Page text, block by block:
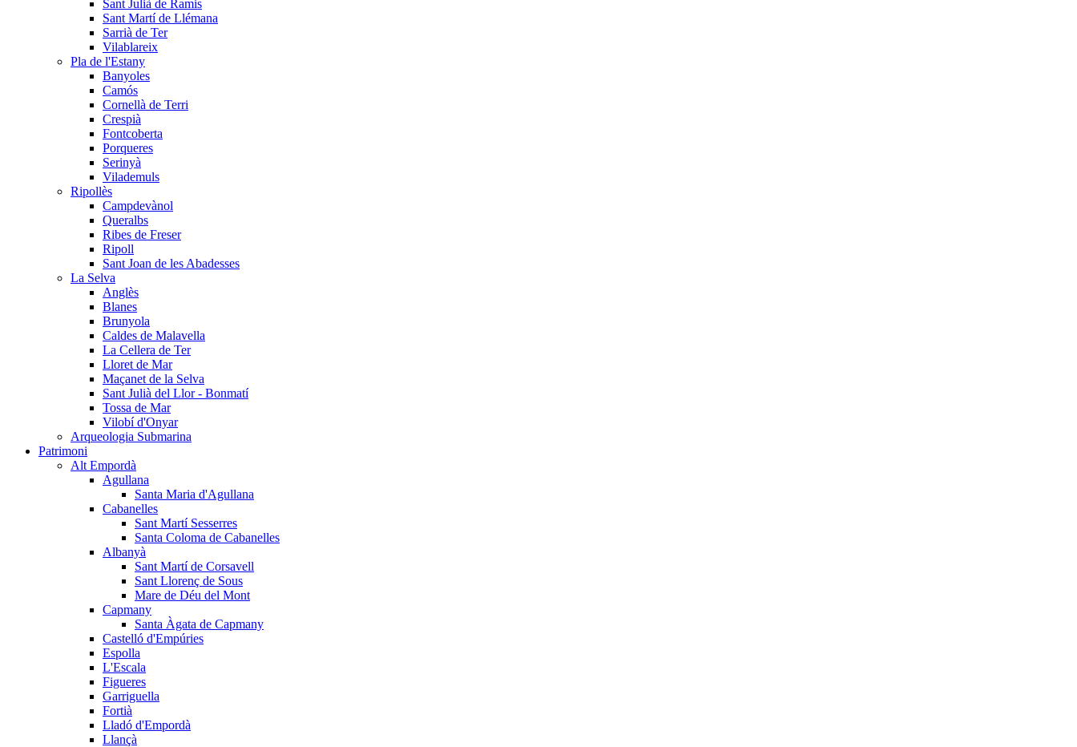
Sant Julià de Ramis
Sant Martí de Llémana
Sarrià de Ter
Vilablareix
Pla de l'Estany
Banyoles
Camós
Cornellà de Terri
Crespià
Fontcoberta
Porqueres
Serinyà
Vilademuls
Ripollès
Campdevànol
Queralbs
Ribes de Freser
Ripoll
Sant Joan de les Abadesses
La Selva
Anglès
Blanes
Brunyola
Caldes de Malavella
La Cellera de Ter
Lloret de Mar
Maçanet de la Selva
Sant Julià del Llor - Bonmatí
Tossa de Mar
Vilobí d'Onyar
Arqueologia Submarina
Patrimoni
Alt Empordà
Agullana
Santa Maria d'Agullana
Cabanelles
Sant Martí Sesserres
Santa Coloma de Cabanelles
Albanyà
Sant Martí de Corsavell
Sant Llorenç de Sous
Mare de Déu del Mont
Capmany
Santa Àgata de Capmany
Castelló d'Empúries
Espolla
L'Escala
Figueres
Garriguella
Fortià
Lladó d'Empordà
Llançà